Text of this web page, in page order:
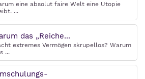
eine absolut faire Welt eine Utopie
...
das „Reiche...
extremes Vermögen skrupellos? Warum
...